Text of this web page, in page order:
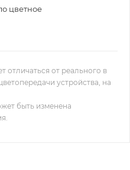
цветное
отличаться от реального в
устройства, на
быть изменена